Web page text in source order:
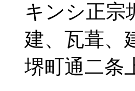
キンシ正宗
建、瓦葺、
堺町通二条